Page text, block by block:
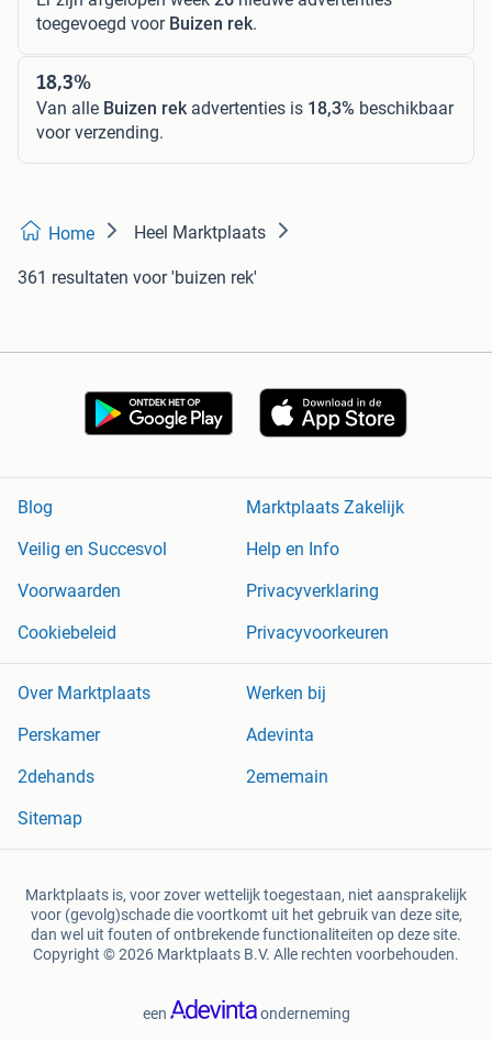
toegevoegd voor Buizen rek.
18,3%
Van alle Buizen rekadvertenties is 18,3% beschikbaar
voor verzending.
Home Heel Marktplaats
361 resultaten voor 'buizen rek'
Blog
Marktplaats Zakelijk
Veilig en Succesvol
Help en Info
Voorwaarden
Privacyverklaring
Cookiebeleid
Privacyvoorkeuren
Over Marktplaats
Werken bij
Perskamer
Adevinta
2dehands
2ememain
Sitemap
Marktplaats is, voor zover wettelijk toegestaan, niet aansprakelijk
voor (gevolg)schade die voortkomt uit het gebruik van deze site,
dan wel uit fouten of ontbrekende functionaliteiten op deze site.
Copyright © 2026 Marktplaats B.V. Alle rechten voorbehouden.
een onderneming